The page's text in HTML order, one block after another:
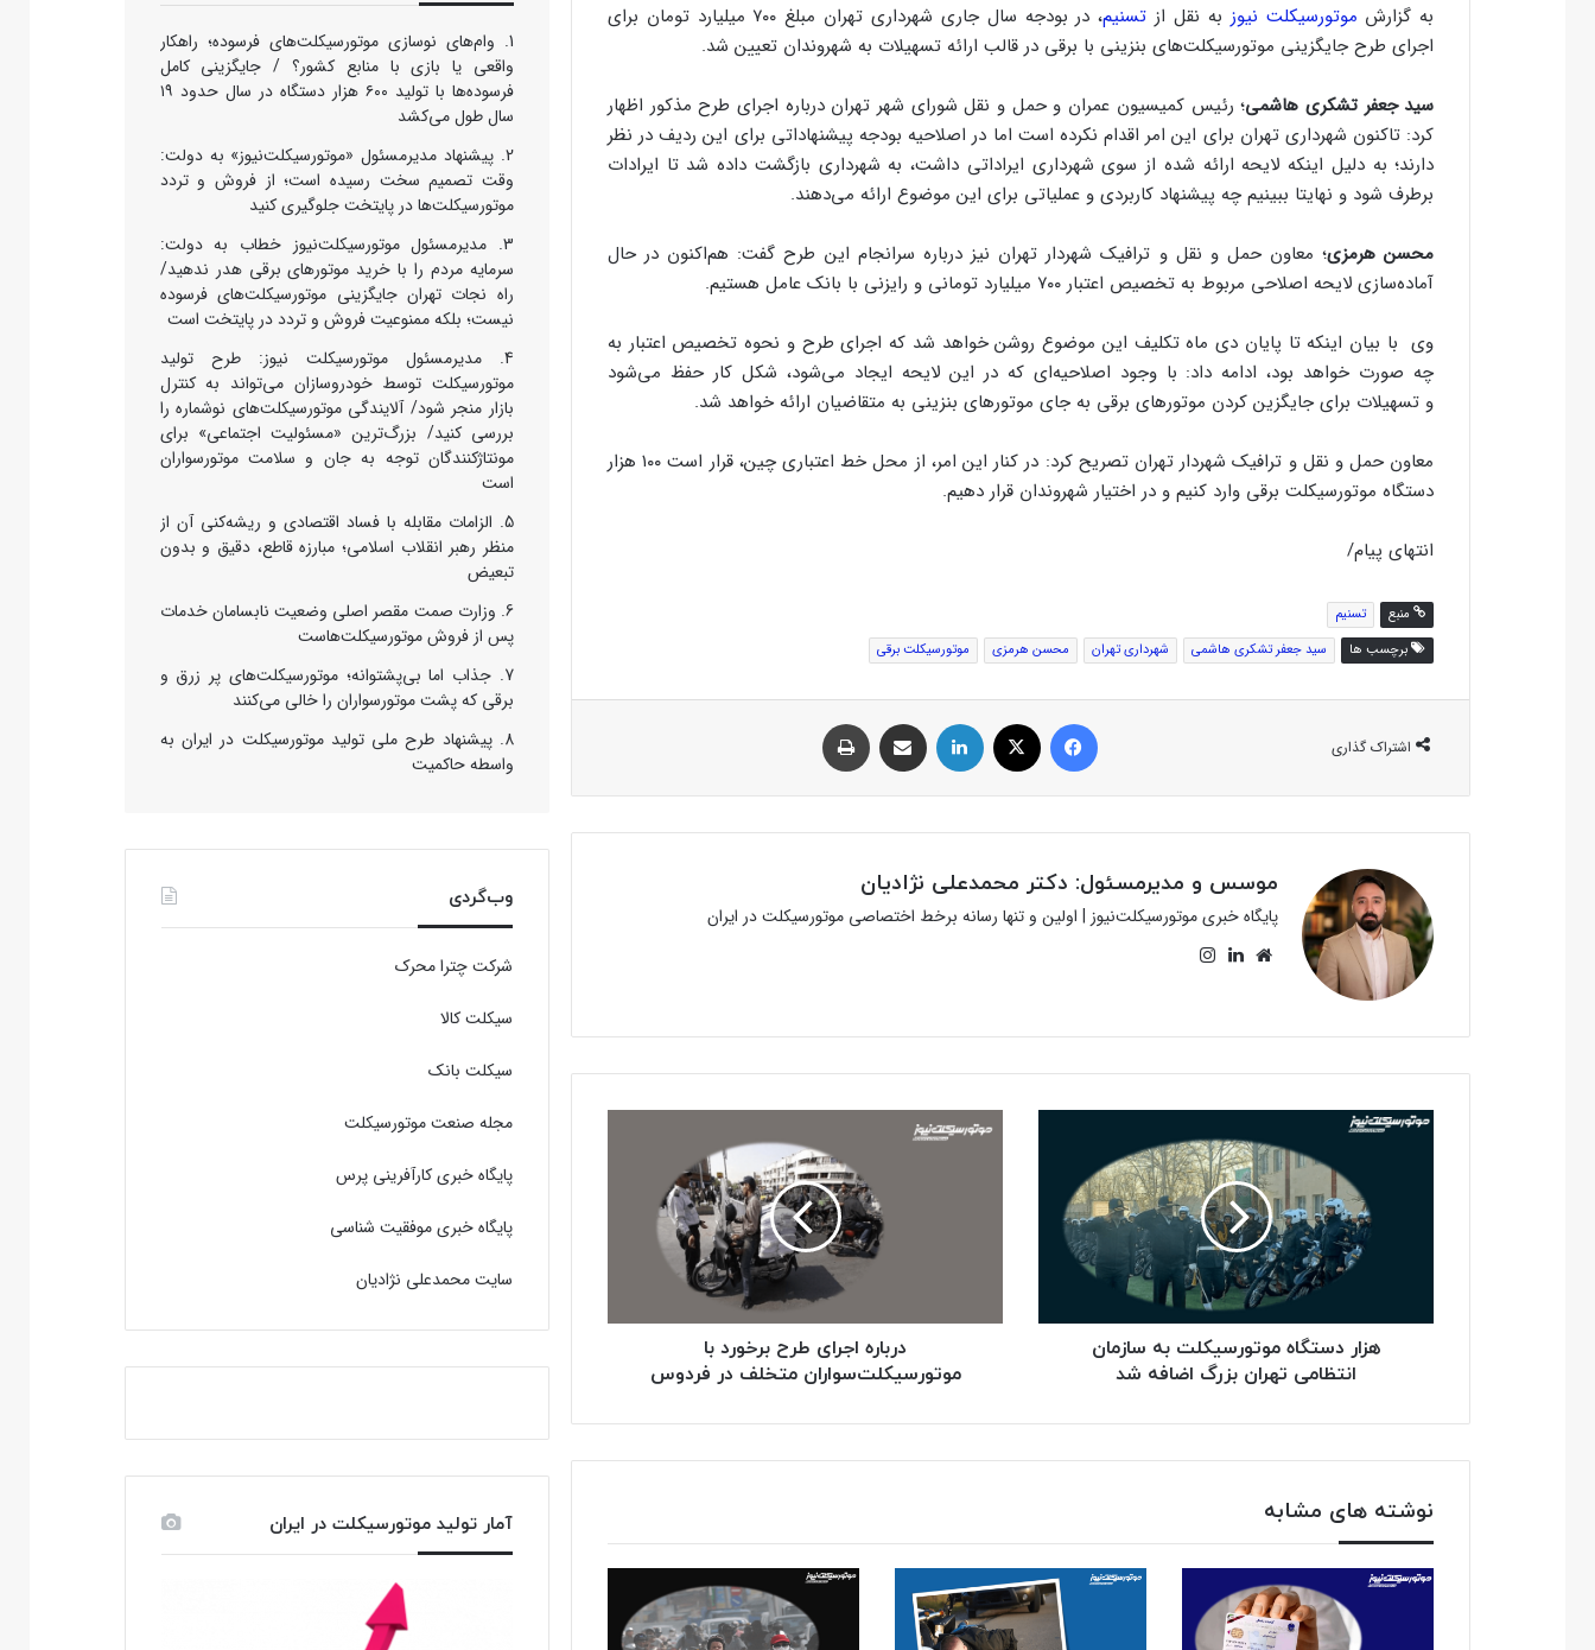
به گزارش موتورسیکلت نیوز به نقل از تسنیم
، در بودجه سال جاری شهرداری تهران مبلغ ۷۰۰ میلیارد تومان برای
اجرای طرح جایگزینی موتورسیکلت‌های بنزینی با برقی در قالب ارائه تسهیلات به شهروندان تعیین شد.
سید جعفر تشکری هاشمی؛ رئیس کمیسیون عمران و حمل و نقل شورای شهر تهران درباره اجرای طرح مذکور اظهار
کرد: تاکنون شهرداری تهران برای این امر اقدام نکرده است اما در اصلاحیه بودجه پیشنهاداتی برای این ردیف در نظر
دارند؛ به دلیل اینکه لایحه ارائه شده از سوی شهرداری ایراداتی داشت، به شهرداری بازگشت داده شد تا ایرادات
برطرف شود و نهایتا ببینیم چه پیشنهاد کاربردی و عملیاتی برای این موضوع ارائه می‌دهند.
محسن هرمزی؛ معاون حمل و نقل و ترافیک شهردار تهران نیز درباره سرانجام این طرح گفت: هم‌اکنون در حال
آماده‌سازی لایحه اصلاحی مربوط به تخصیص اعتبار ۷۰۰ میلیارد تومانی و رایزنی با بانک عامل هستیم.
وی با بیان اینکه تا پایان دی ماه تکلیف این موضوع روشن خواهد شد که اجرای طرح و نحوه تخصیص اعتبار به
چه صورت خواهد بود، ادامه داد: با وجود اصلاحیه‌ای که در این لایحه ایجاد می‌شود، شکل کار حفظ می‌شود
و تسهیلات برای جایگزین کردن موتورهای برقی به جای موتورهای بنزینی به متقاضیان ارائه خواهد شد.
معاون حمل و نقل و ترافیک شهردار تهران تصریح کرد: در کنار این امر، از محل خط اعتباری چین، قرار است ۱۰۰ هزار
دستگاه موتورسیکلت برقی وارد کنیم و در اختیار شهروندان قرار دهیم.
انتهای پیام/
منبع
تسنیم
برچسب ها
سید جعفر تشکری هاشمی شهرداری تهران محسن هرمزی موتورسیکلت برقی
اشتراک گذاری
فیس بوک لینکدین اشتراک گذاری از طریق ایمیل
موسس و مدیرمسئول: دکتر محمدعلی نژادیان
پایگاه خبری موتورسیکلت‌نیوز | اولین و تنها رسانه برخط اختصاصی موتورسیکلت در ایران
وبسایتلینکدین
هزار
اضافه
هزار دستگاه موتورسیکلت به سازمان
انتظامی تهران بزرگ اضافه شد
درباره
موتورسیکلت‌سواران
فردوس
درباره اجرای طرح برخورد با
موتورسیکلت‌سواران متخلف در فردوس
نوشته های مشابه
وام‌های نوسازی موتورسیکلت‌های فرسوده؛ راهکار
واقعی یا بازی با منابع کشور؟ / جایگزینی کامل
فرسوده‌ها با تولید ۶۰۰ هزار دستگاه در سال حدود ۱۹
سال طول می‌کشد
پیشنهاد مدیرمسئول «موتورسیکلت‌نیوز» به دولت:
وقت تصمیم سخت رسیده است؛ از فروش و تردد
موتورسیکلت‌ها در پایتخت جلوگیری کنید
مدیرمسئول موتورسیکلت‌نیوز خطاب به دولت:
سرمایه مردم را با خرید موتورهای برقی هدر ندهید/
راه نجات تهران جایگزینی موتورسیکلت‌های فرسوده
نیست؛ بلکه ممنوعیت فروش و تردد در پایتخت است
مدیرمسئول موتورسیکلت نیوز: طرح تولید
موتورسیکلت توسط خودروسازان می‌تواند به کنترل
بازار منجر شود/ آلایندگی موتورسیکلت‌های نوشماره را
بررسی کنید/ بزرگ‌ترین «مسئولیت اجتماعی» برای
مونتاژکنندگان توجه به جان و سلامت موتورسواران
است
الزامات مقابله با فساد اقتصادی و ریشه‌کنی آن از
منظر رهبر انقلاب اسلامی؛ مبارزه قاطع، دقیق و بدون
تبعیض
وزارت صمت مقصر اصلی وضعیت نابسامان خدمات
پس از فروش موتورسیکلت‌هاست
جذاب اما بی‌پشتوانه؛ موتورسیکلت‌های پر زرق‌ و
برقی که پشت موتورسواران را خالی می‌کنند
پیشنهاد طرح ملی تولید موتورسیکلت در ایران به
واسطه حاکمیت
وب‌گردی
شرکت چترا محرک
سیکلت کالا
سیکلت بانک
مجله صنعت موتورسیکلت
پایگاه خبری کارآفرینی پرس
پایگاه خبری موفقیت شناسی
سایت محمدعلی نژادیان
آمار تولید موتورسیکلت در ایران